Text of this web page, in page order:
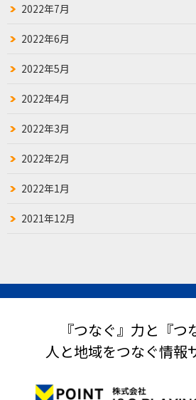
2022年7月
2022年6月
2022年5月
2022年4月
2022年3月
2022年2月
2022年1月
2021年12月
『つなぐ』力と『つ
人と地域をつなぐ情報